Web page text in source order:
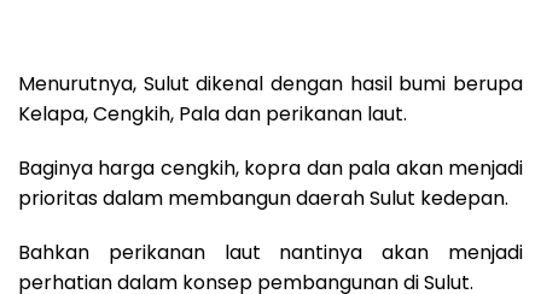
Menurutnya, Sulut dikenal dengan hasil bumi berupa
Kelapa, Cengkih, Pala dan perikanan laut.
Baginya harga cengkih, kopra dan pala akan menjadi
prioritas dalam membangun daerah Sulut kedepan.
Bahkan perikanan laut nantinya akan menjadi
perhatian dalam konsep pembangunan di Sulut.